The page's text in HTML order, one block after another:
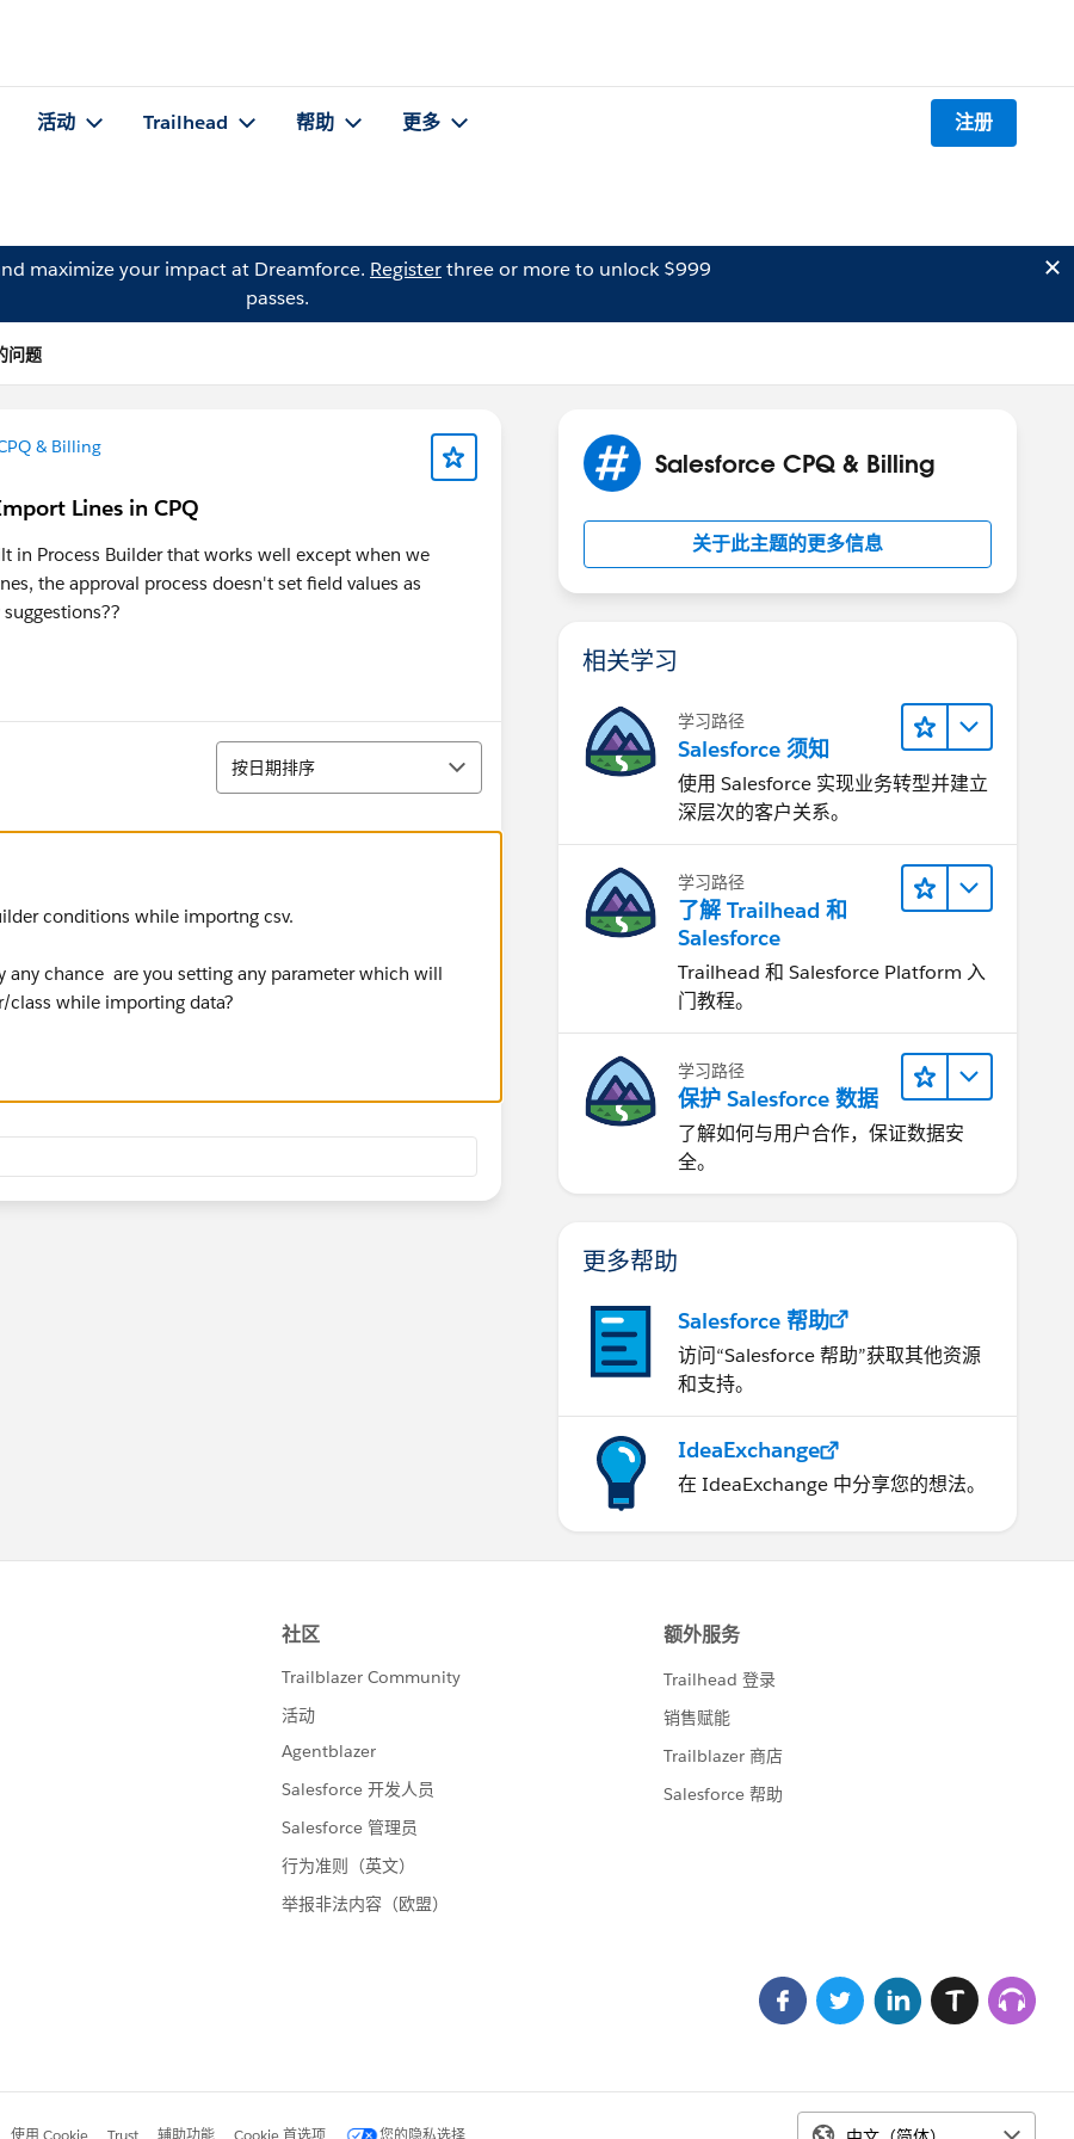
活动 Trailhead 帮助 更多 注册
maximize your impact at Dreamforce. Registerthree or more to unlock $999
passes.
问题
& Billing
Lines in CPQ
in Process Builder that works well except when we
the approval process doesn't set field values as
排序
按日期排序
conditions while importng csv.
chance are you setting any parameter which will
class while importing data?
Salesforce CPQ & Billing
关于此主题的更多信息
相关学习
学习路径
Salesforce 须知
使用 Salesforce 实现业务转型并建立
深层次的客户关系。
学习路径
了解 Trailhead 和
Salesforce
Trailhead 和 Salesforce Platform 入
门教程。
学习路径
保护 Salesforce 数据
了解如何与用户合作，保证数据安
全。
更多帮助
Salesforce 帮助
访问“Salesforce 帮助”获取其他资源
和支持。
IdeaExchange
在 IdeaExchange 中分享您的想法。